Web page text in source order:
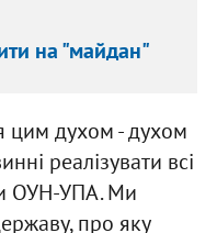
на "майдан"
цим духом - духом
реалізувати всі
ОУН-УПА. Ми
про яку